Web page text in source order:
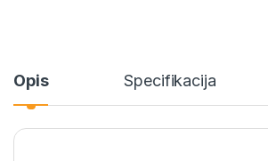
Opis Specifikacija